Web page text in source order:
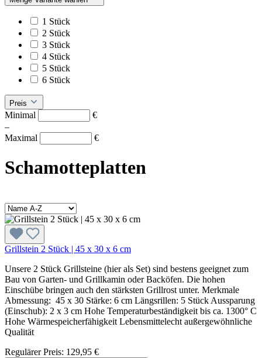
1 Stück
2 Stück
3 Stück
4 Stück
5 Stück
6 Stück
Preis
Minimal
€
–
Maximal
€
Schamotteplatten
Grillstein 2 Stück | 45 x 30 x 6 cm
Unsere 2 Stück Grillsteine (hier als Set) sind bestens geeignet zum
Bau von Garten- und Grillkamin oder Backöfen. Die hohen
Einschübe bringen auch den stärksten Grillrost unter. Merkmale
Abmessung: 45 x 30 Stärke: 6 cm Längsrillen: 5 Stück Aussparung
(Einschub): 2 x 3 cm Hohe Temperaturbeständigkeit bis ca. 1300° C
Hohe Wärmespeicherfähigkeit Lebensmittelecht außergewöhnliche
Qualität
Regulärer Preis: 129,95 €